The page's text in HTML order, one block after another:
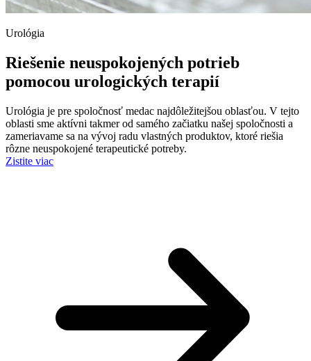
Urológia
Riešenie neuspokojených potrieb
pomocou urologických terapií
Urológia je pre spoločnosť medac najdôležitejšou oblasťou. V tejto
oblasti sme aktívni takmer od samého začiatku našej spoločnosti a
zameriavame sa na vývoj radu vlastných produktov, ktoré riešia
rôzne neuspokojené terapeutické potreby.
Zistite viac